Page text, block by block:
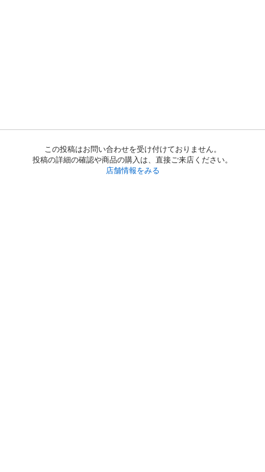
この投稿はお問い合わせを受け付けておりません。
投稿の詳細の確認や商品の購入は、直接ご来店ください。
店舗情報をみる